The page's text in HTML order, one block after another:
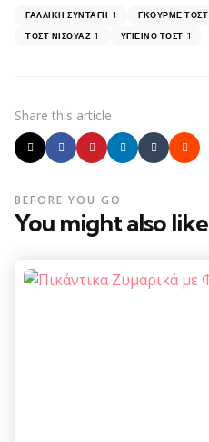
ΓΑΛΛΙΚΉ ΣΥΝΤΑΓΉ 1 ΓΚΟΥΡΜΈ ΤΟΣΤ
ΤΟΣΤ ΝΙΣΟΥΆΖ 1 ΥΓΙΕΙΝΌ ΤΟΣΤ 1
Share this article
You might also like
BEFORE YOU GO